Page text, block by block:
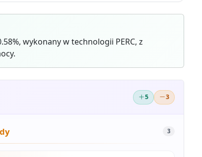
wykonany w technologii PERC, z
5 3
3